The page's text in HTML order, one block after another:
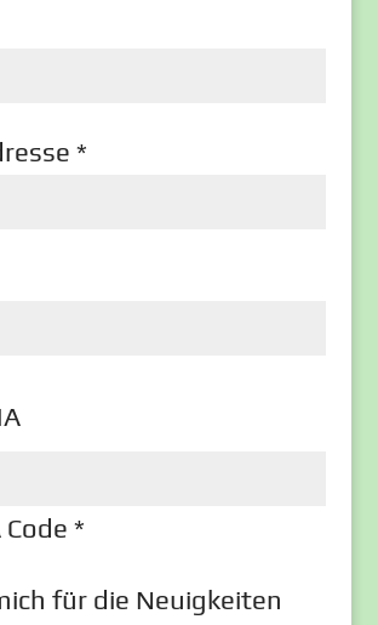
*
Code *
für die Neuigkeiten